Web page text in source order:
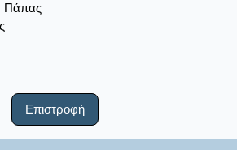
Πάπας
Επιστροφή